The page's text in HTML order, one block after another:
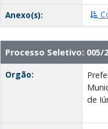
Anexo(s):
Processo Seletivo: 005/
Orgão:
de